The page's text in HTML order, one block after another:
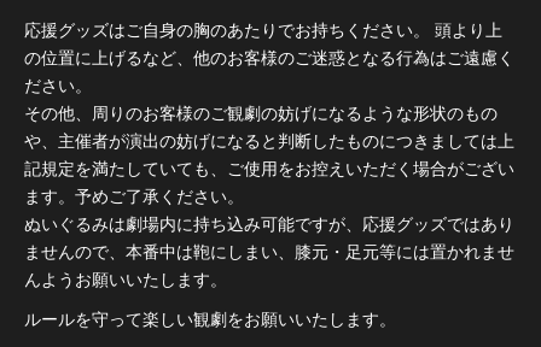
応援グッズはご自身の胸のあたりでお持ちください。 頭より上
の位置に上げるなど、他のお客様のご迷惑となる行為はご遠慮く
ださい。
その他、周りのお客様のご観劇の妨げになるような形状のもの
や、主催者が演出の妨げになると判断したものにつきましては上
記規定を満たしていても、ご使用をお控えいただく場合がござい
ます。予めご了承ください。
ぬいぐるみは劇場内に持ち込み可能ですが、応援グッズではあり
ませんので、本番中は鞄にしまい、膝元・足元等には置かれませ
んようお願いいたします。
ルールを守って楽しい観劇をお願いいたします。